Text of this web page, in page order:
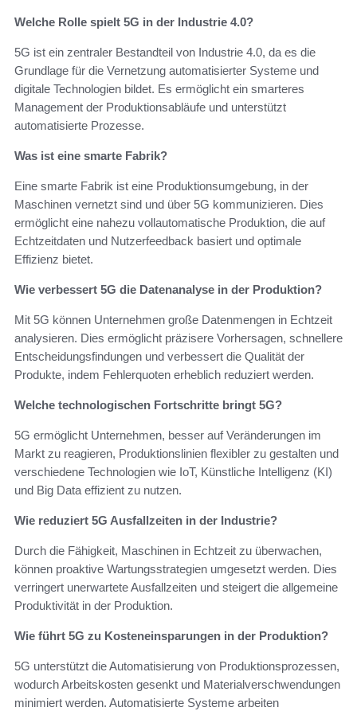
Welche Rolle spielt 5G in der Industrie 4.0?
5G ist ein zentraler Bestandteil von Industrie 4.0, da es die
Grundlage für die Vernetzung automatisierter Systeme und
digitale Technologien bildet. Es ermöglicht ein smarteres
Management der Produktionsabläufe und unterstützt
automatisierte Prozesse.
Was ist eine smarte Fabrik?
Eine smarte Fabrik ist eine Produktionsumgebung, in der
Maschinen vernetzt sind und über 5G kommunizieren. Dies
ermöglicht eine nahezu vollautomatische Produktion, die auf
Echtzeitdaten und Nutzerfeedback basiert und optimale
Effizienz bietet.
Wie verbessert 5G die Datenanalyse in der Produktion?
Mit 5G können Unternehmen große Datenmengen in Echtzeit
analysieren. Dies ermöglicht präzisere Vorhersagen, schnellere
Entscheidungsfindungen und verbessert die Qualität der
Produkte, indem Fehlerquoten erheblich reduziert werden.
Welche technologischen Fortschritte bringt 5G?
5G ermöglicht Unternehmen, besser auf Veränderungen im
Markt zu reagieren, Produktionslinien flexibler zu gestalten und
verschiedene Technologien wie IoT, Künstliche Intelligenz (KI)
und Big Data effizient zu nutzen.
Wie reduziert 5G Ausfallzeiten in der Industrie?
Durch die Fähigkeit, Maschinen in Echtzeit zu überwachen,
können proaktive Wartungsstrategien umgesetzt werden. Dies
verringert unerwartete Ausfallzeiten und steigert die allgemeine
Produktivität in der Produktion.
Wie führt 5G zu Kosteneinsparungen in der Produktion?
5G unterstützt die Automatisierung von Produktionsprozessen,
wodurch Arbeitskosten gesenkt und Materialverschwendungen
minimiert werden. Automatisierte Systeme arbeiten